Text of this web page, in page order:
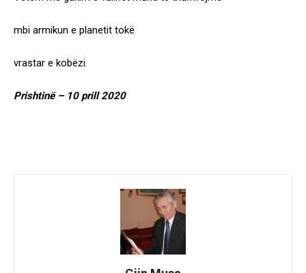
mbi armikun e planetit tokë
vrastar e kobëzi.
Prishtinë – 10 prill 2020